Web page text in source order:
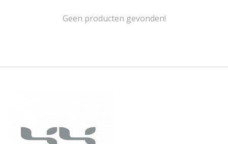
Geen producten gevonden!